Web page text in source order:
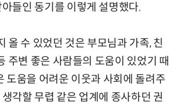
들인 동기를 이렇게 설명했다.
올 수 있었던 것은 부모님과 가족, 친
주변 좋은 사람들의 도움이 있었기 때
도움을 어려운 이웃과 사회에 돌려주
각할 무렵 같은 업계에 종사하던 권